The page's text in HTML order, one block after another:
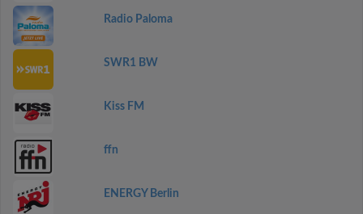
Radio Paloma
SWR1 BW
Kiss FM
ffn
ENERGY Berlin